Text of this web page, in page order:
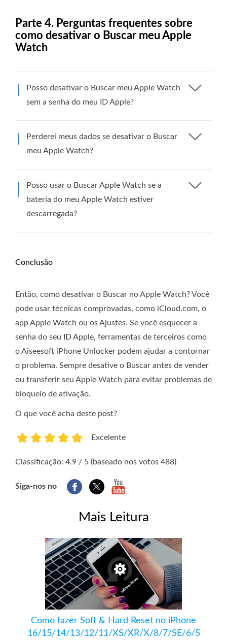
Parte 4. Perguntas frequentes sobre
como desativar o Buscar meu Apple
Watch
Posso desativar o Buscar meu Apple Watch
sem a senha do meu ID Apple?
Perderei meus dados se desativar o Buscar
meu Apple Watch?
Posso usar o Buscar Apple Watch se a
bateria do meu Apple Watch estiver
descarregada?
Conclusão
Então, como desativar o Buscar no Apple Watch? Você
pode usar técnicas comprovadas, como iCloud.com, o
app Apple Watch ou os Ajustes. Se você esquecer a
senha do seu ID Apple, ferramentas de terceiros como
o Aiseesoft iPhone Unlocker podem ajudar a contornar
o problema. Sempre desative o Buscar antes de vender
ou transferir seu Apple Watch para evitar problemas de
bloqueio de ativação.
O que você acha deste post?
Excelente
Classificação: 4.9 / 5 (baseado nos votos 488)
Siga-nos no
Mais Leitura
Como fazer Soft & Hard Reset no iPhone
16/15/14/13/12/11/XS/XR/X/8/7/SE/6/5